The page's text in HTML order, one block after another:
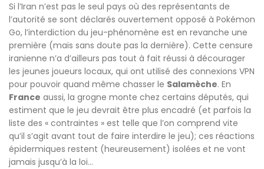
Si l’Iran n’est pas le seul pays où des représentants de
l’autorité se sont déclarés ouvertement opposé à Pokémon
Go, l’interdiction du jeu-phénomène est en revanche une
première (mais sans doute pas la dernière). Cette censure
iranienne n’a d’ailleurs pas tout à fait réussi à décourager
les jeunes joueurs locaux, qui ont utilisé des connexions VPN
pour pouvoir quand même chasser le Salamèche. En
France aussi, la grogne monte chez certains députés, qui
estiment que le jeu devrait être plus encadré (et parfois la
liste des « contraintes » est telle que l’on comprend vite
qu’il s’agit avant tout de faire interdire le jeu); ces réactions
épidermiques restent (heureusement) isolées et ne vont
jamais jusqu’à la loi…